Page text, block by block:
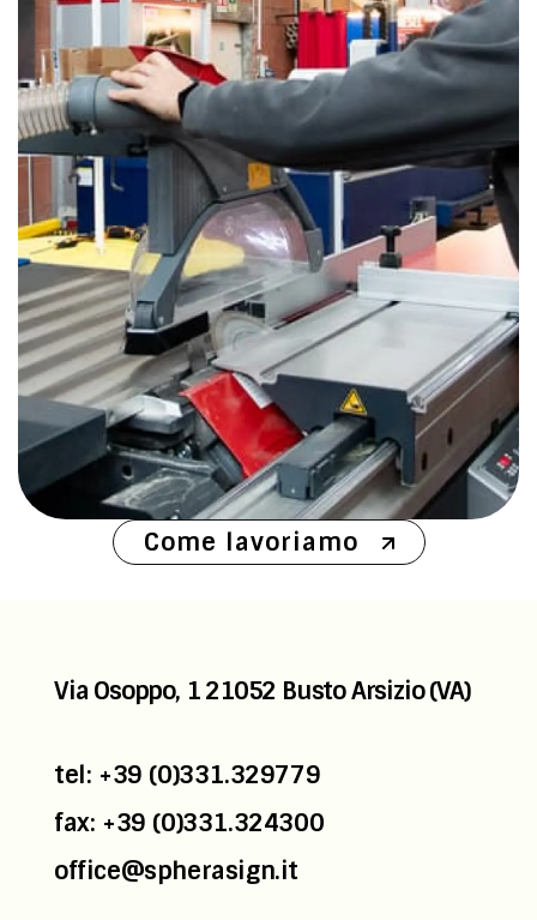
Come lavoriamo
Via Osoppo, 121052 Busto Arsizio (VA)
tel: +39 (0)331.329779
fax: +39 (0)331.324300
office@spherasign.it